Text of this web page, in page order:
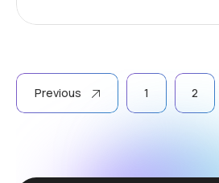
Previous 1 2